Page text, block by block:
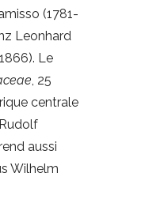
(1781-
Leonhard
Le
, 25
centrale
aussi
Wilhelm